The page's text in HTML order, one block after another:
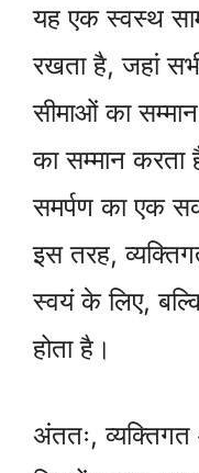
यह एक स्वस्थ
रखता है, जहां
सीमाओं का
का सम्मान
समर्पण का एक
इस तरह,
स्वयं के लिए,
होता है।
अंततः,